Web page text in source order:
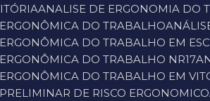
ANALISE DE ERGONOMIA DO
ERGONÔMICA DO TRABALHO
ERGONÔMICA DO TRABALHO EM
ERGONÔMICA DO TRABALHO NR17
ERGONÔMICA DO TRABALHO EM
PRELIMINAR DE RISCO ERGONOMICO